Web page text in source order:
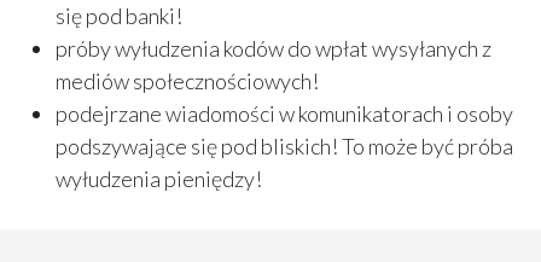
się pod banki!
próby wyłudzenia kodów do wpłat wysyłanych z
mediów społecznościowych!
podejrzane wiadomości w komunikatorach i osoby
podszywające się pod bliskich! To może być próba
wyłudzenia pieniędzy!